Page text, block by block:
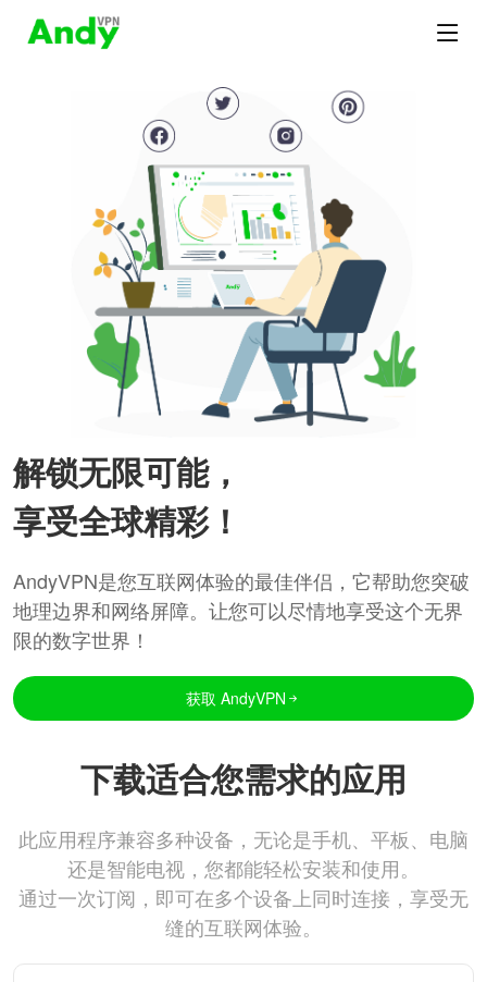
解锁无限可能，
享受全球精彩！
AndyVPN是您互联网体验的最佳伴侣，它帮助您突破
地理边界和网络屏障。让您可以尽情地享受这个无界
限的数字世界！
获取 AndyVPN
下载适合您需求的应用
此应用程序兼容多种设备，无论是手机、平板、电脑
还是智能电视，您都能轻松安装和使用。
通过一次订阅，即可在多个设备上同时连接，享受无
缝的互联网体验。